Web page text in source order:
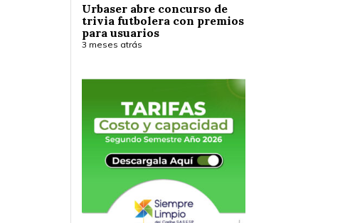
Urbaser abre concurso de
trivia futbolera con premios
para usuarios
3 meses atrás